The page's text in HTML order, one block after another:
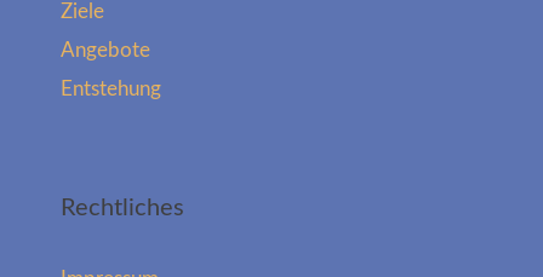
Ziele
Angebote
Entstehung
Rechtliches